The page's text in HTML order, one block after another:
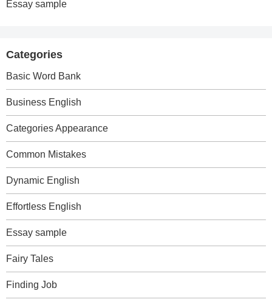
Essay sample
Categories
Basic Word Bank
Business English
Categories Appearance
Common Mistakes
Dynamic English
Effortless English
Essay sample
Fairy Tales
Finding Job